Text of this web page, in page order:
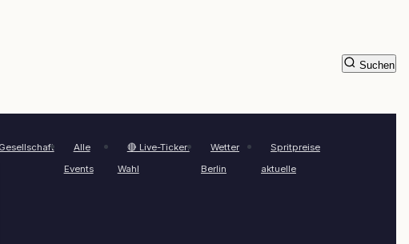
Gesellschaft
Alle
Events
🔴 Live-Ticker:
Wahl
Wetter
Berlin
Spritpreise
aktuelle
Suchen